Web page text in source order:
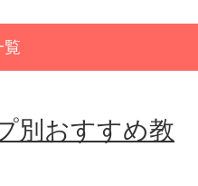
覧
別おすすめ教